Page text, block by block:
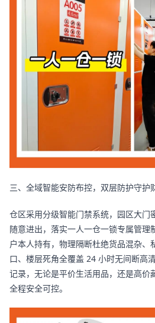
三、全域智能安防布控，双层防护守护
仓区采用分级智能门禁系统，园区大门
随意进出，落实一人一仓一锁专属管理
户本人持有，物理隔断杜绝货品混杂、
口、楼层死角全覆盖 24 小时无间断高
记录，无论是平价生活用品，还是高价
全程安全可控。